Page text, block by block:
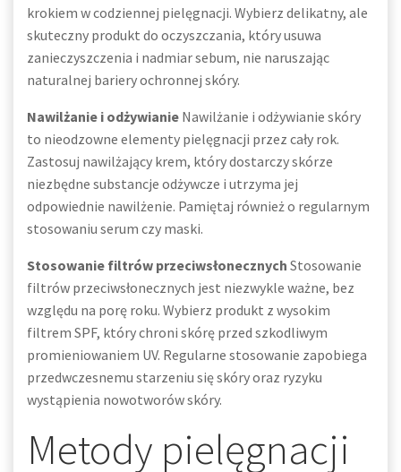
krokiem w codziennej pielęgnacji. Wybierz delikatny, ale
skuteczny produkt do oczyszczania, który usuwa
zanieczyszczenia i nadmiar sebum, nie naruszając
naturalnej bariery ochronnej skóry.
Nawilżanie i odżywianie Nawilżanie i odżywianie skóry
to nieodzowne elementy pielęgnacji przez cały rok.
Zastosuj nawilżający krem, który dostarczy skórze
niezbędne substancje odżywcze i utrzyma jej
odpowiednie nawilżenie. Pamiętaj również o regularnym
stosowaniu serum czy maski.
Stosowanie filtrów przeciwsłonecznych Stosowanie
filtrów przeciwsłonecznych jest niezwykle ważne, bez
względu na porę roku. Wybierz produkt z wysokim
filtrem SPF, który chroni skórę przed szkodliwym
promieniowaniem UV. Regularne stosowanie zapobiega
przedwczesnemu starzeniu się skóry oraz ryzyku
wystąpienia nowotworów skóry.
Metody pielęgnacji